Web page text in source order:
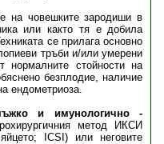
на човешките зародиши в
или както тя е добила
се прилага основно
тръби и/или умерени
нормалните стойности на
безплодие, наличие
ендометриоза.
и имунологично -
метод ИКСИ
ICSI) или неговите